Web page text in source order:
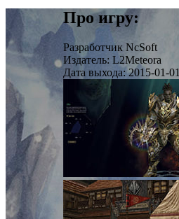
Про игру:
Разработчик NcSoft
Издатель: L2Meteora
Дата выхода:2015-01-01